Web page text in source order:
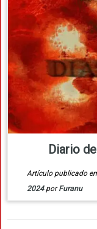
Diario
Artículo publicado en
2024 porFuranu